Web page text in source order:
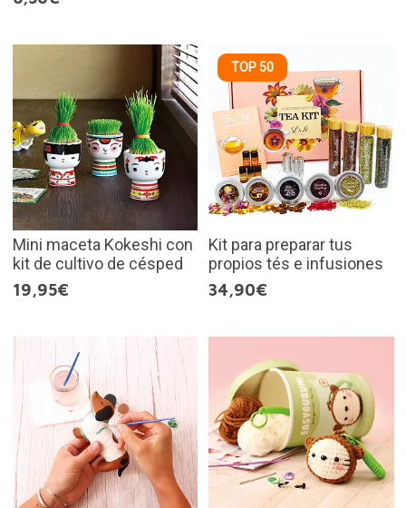
Mini maceta Kokeshi con
kit de cultivo de césped
19,95€
TOP 50
Kit para preparar tus
propios tés e infusiones
34,90€